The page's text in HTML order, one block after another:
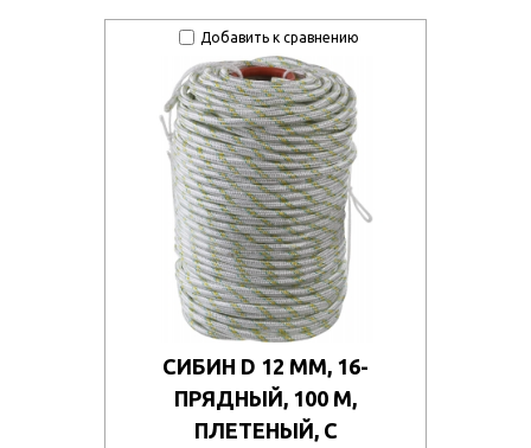
Добавить к сравнению
СИБИН D 12 ММ, 16-
ПРЯДНЫЙ, 100 М,
ПЛЕТЕНЫЙ, С